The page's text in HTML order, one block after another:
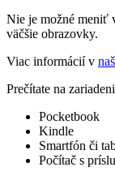
Nie je možné meniť
väčšie obrazovky.
Viac informácií v
Prečítate na
Pocketbook
Kindle
Smartfón či
Počítač s